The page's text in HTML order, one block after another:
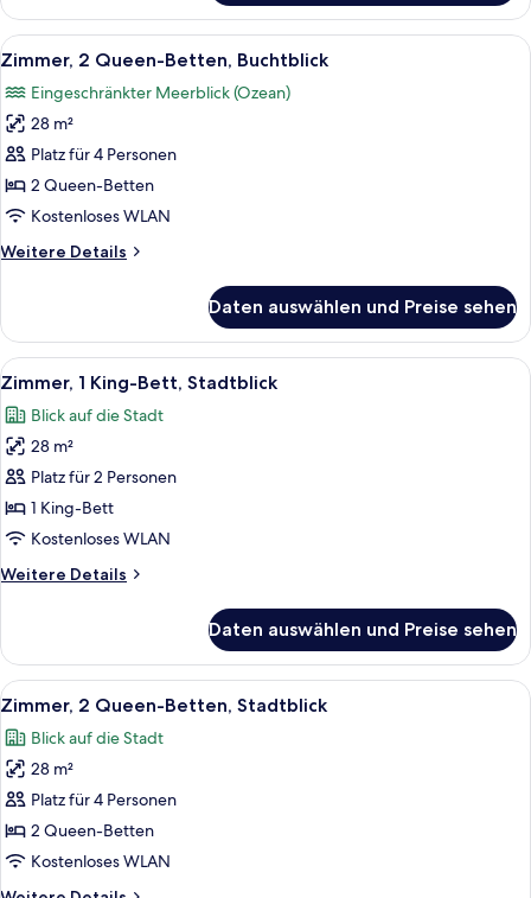
1 King-
Bett,
Buchtblick
Alle
Fotos
für
Zimmer,
2 Queen-
Betten,
Buchtblick
Ein Hotelzimmer mit zwei Betten,
14
Zimmer, 2 Queen-Betten, Buchtblick
Eingeschränkter Meerblick (Ozean)
28 m²
Platz für 4 Personen
2 Queen-Betten
Kostenloses WLAN
Weitere Details
Weitere
2 Queen-
Betten,
Buchtblick
Daten auswählen und Preise sehen
Alle
Fotos
für
Zimmer,
1 King-
Bett,
Stadtblick
Ein Schlafzimmer mit
9
Zimmer, 1 King-Bett, Stadtblick
Blick auf die Stadt
28 m²
Platz für 2 Personen
1 King-Bett
Kostenloses WLAN
Weitere Details
Weitere
1 King-
Bett,
Stadtblick
Daten auswählen und Preise sehen
Alle
Fotos
für
Zimmer,
2 Queen-
Betten,
Stadtblick
Ein Hotelzimmer mit Bett,
8
Zimmer, 2 Queen-Betten, Stadtblick
Blick auf die Stadt
28 m²
Platz für 4 Personen
2 Queen-Betten
Kostenloses WLAN